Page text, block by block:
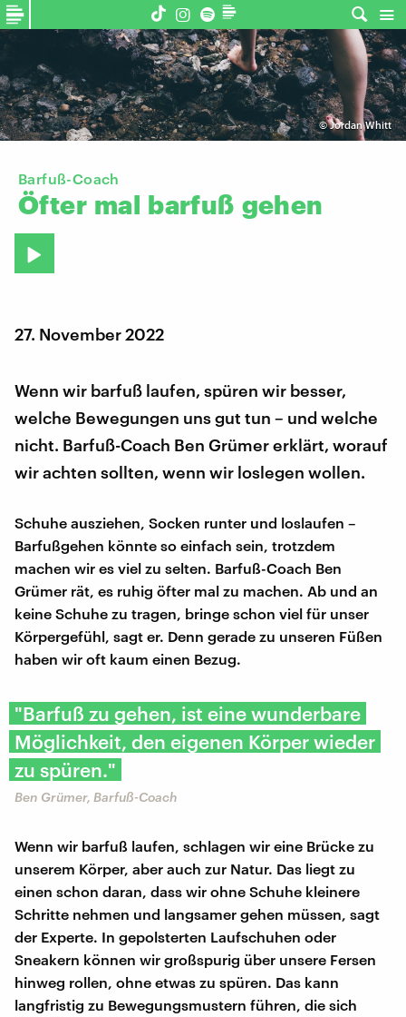
©Jordan Whitt
Barfuß-Coach
Öfter mal barfuß gehen
27. November 2022
Wenn wir barfuß laufen, spüren wir besser,
welche Bewegungen uns gut tun – und welche
nicht. Barfuß-Coach Ben Grümer erklärt, worauf
wir achten sollten, wenn wir loslegen wollen.
Schuhe ausziehen, Socken runter und loslaufen –
Barfußgehen könnte so einfach sein, trotzdem
machen wir es viel zu selten. Barfuß-Coach Ben
Grümer rät, es ruhig öfter mal zu machen. Ab und an
keine Schuhe zu tragen, bringe schon viel für unser
Körpergefühl, sagt er. Denn gerade zu unseren Füßen
haben wir oft kaum einen Bezug.
"Barfuß zu gehen, ist eine wunderbare
Möglichkeit, den eigenen Körper wieder
zu spüren."
Ben Grümer, Barfuß-Coach
Wenn wir barfuß laufen, schlagen wir eine Brücke zu
unserem Körper, aber auch zur Natur. Das liegt zu
einen schon daran, dass wir ohne Schuhe kleinere
Schritte nehmen und langsamer gehen müssen, sagt
der Experte. In gepolsterten Laufschuhen oder
Sneakern können wir großspurig über unsere Fersen
hinweg rollen, ohne etwas zu spüren. Das kann
langfristig zu Bewegungsmustern führen, die sich